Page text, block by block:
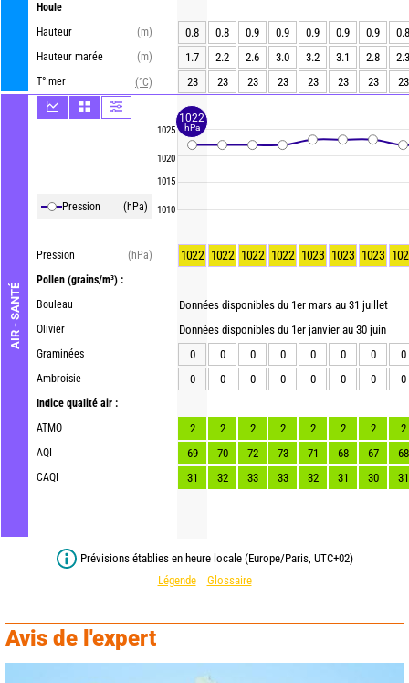
Houle
Hauteur
(m)
Hauteur marée
(m)
T° mer
(°C)
AIR - SANTÉ
Pression (hPa)
Pression
(hPa)
Pollen (grains/m³) :
Bouleau
Olivier
Graminées
Ambroisie
Indice qualité air :
ATMO
AQI
CAQI
1025
1020
1015
1010
0.8 0.8 0.9 0.9 0.9 0.9 0.9
0.8
1.7
2.2 2.6 3.0 3.2 3.1 2.8
2.3
23
23 23 23 23 23 23 23
1022 1022 1022 1022 1023 1023 1023
Données disponibles du 1er mars au 31 juillet
Données disponibles du 1er janvier au 30 juin
0
0 0 0 0 0 0
0
0
0 0 0 0 0 0 0
2 2 2 2 2 2 2
2
69
70 72 73 71 68 67
68
31
32 33 33 32 31 30 31
Prévisions établies en heure locale (Europe/Paris, UTC+02)
Légende
Glossaire
Avis de l'expert
1022
hPa